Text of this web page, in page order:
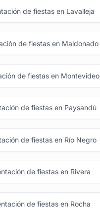
de fiestas en Lavalleja
de fiestas en Maldonado
de fiestas en Montevideo
de fiestas en Paysandú
de fiestas en Río Negro
de fiestas en Rivera
de fiestas en Rocha